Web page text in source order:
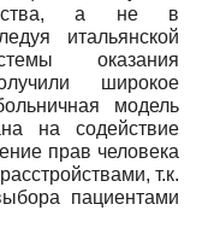
а не в
итальянской
оказания
широкое
модель
на содействие
прав человека
т.к.
пациентами